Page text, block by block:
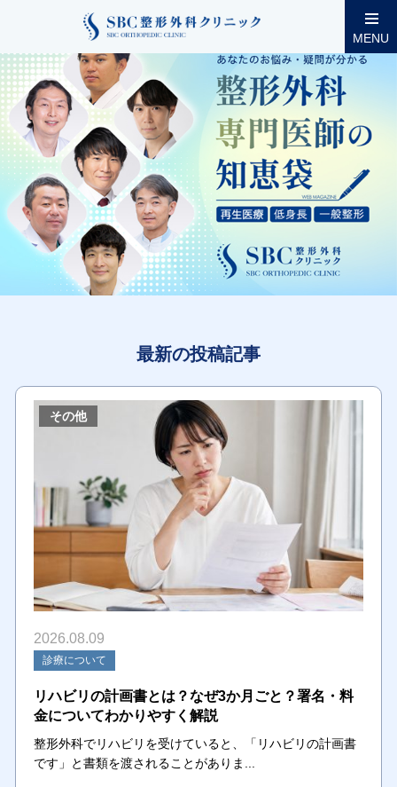
MENU
整形外科コラム
最新の投稿記事
その他
2026.08.09
診療について
リハビリの計画書とは？なぜ3か月ごと？署名・料
金についてわかりやすく解説
整形外科でリハビリを受けていると、「リハビリの計画書
です」と書類を渡されることがありま...